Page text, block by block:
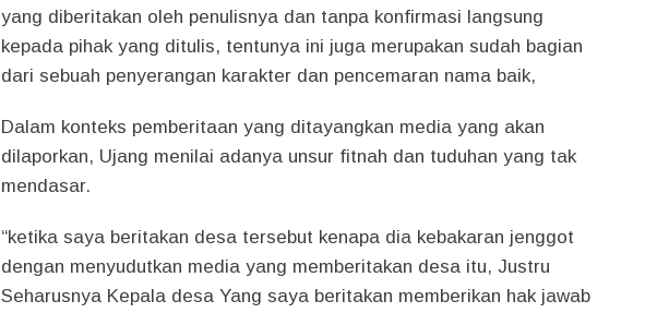
yang diberitakan oleh penulisnya dan tanpa konfirmasi langsung
kepada pihak yang ditulis, tentunya ini juga merupakan sudah bagian
dari sebuah penyerangan karakter dan pencemaran nama baik,
Dalam konteks pemberitaan yang ditayangkan media yang akan
dilaporkan, Ujang menilai adanya unsur fitnah dan tuduhan yang tak
mendasar.
“ketika saya beritakan desa tersebut kenapa dia kebakaran jenggot
dengan menyudutkan media yang memberitakan desa itu, Justru
Seharusnya Kepala desa Yang saya beritakan memberikan hak jawab